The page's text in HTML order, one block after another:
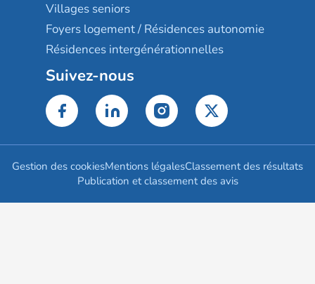
Villages seniors
Foyers logement / Résidences autonomie
Résidences intergénérationnelles
Suivez-nous
Gestion des cookiesMentions légalesClassement des résultats
Publication et classement des avis